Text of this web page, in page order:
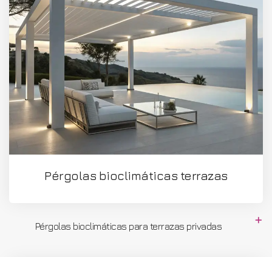
Pérgolas bioclimáticas terrazas
Pérgolas bioclimáticas para terrazas privadas